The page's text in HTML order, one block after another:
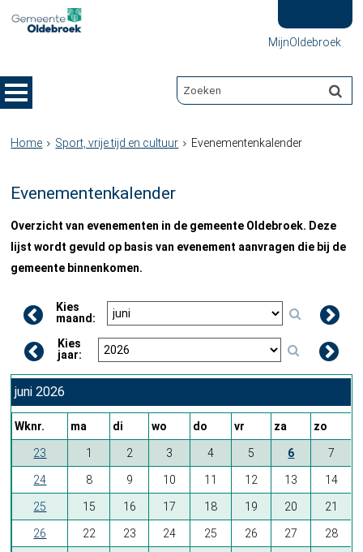
MijnOldebroek
Home Sport, vrije tijd en cultuur Evenementenkalender
Evenementenkalender
Overzicht van evenementen in de gemeente Oldebroek. Deze
lijst wordt gevuld op basis van evenement aanvragen die bij de
gemeente binnenkomen.
Kies
maand:
Kies
jaar:
juni 2026
Wknr. ma di wo do vr za zo
23 1 2 3 4 5 6 7
24 8 9 10 11 12 13 14
25 15 16 17 18 19 20 21
26 22 23 24 25 26 27 28